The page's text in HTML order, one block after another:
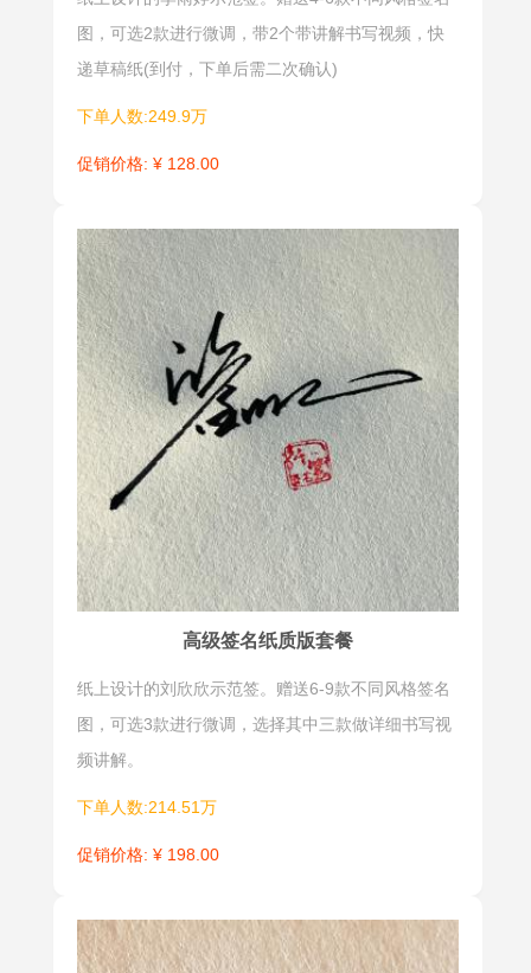
图，可选2款进行微调，带2个带讲解书写视频，快
递草稿纸(到付，下单后需二次确认)
下单人数:249.9万
促销价格: ¥ 128.00
高级签名纸质版套餐
纸上设计的刘欣欣示范签。赠送6-9款不同风格签名
图，可选3款进行微调，选择其中三款做详细书写视
频讲解。
下单人数:214.51万
促销价格: ¥ 198.00
成一个图案
的设计方
法，细品之
下回味无
书、行书、
书合文等各
种类型，设
计性很强，
富情趣，有
匠心，反摹
仿力强。
姓名的重要
性，让名字
签设计灵活
多样，适用
于各种场
合，如名
片、签名文
件、社交媒
体等，是一
种展示个人
风格和个性
的有趣方
式。其灵活
性的有趣方
防伪签
托底签